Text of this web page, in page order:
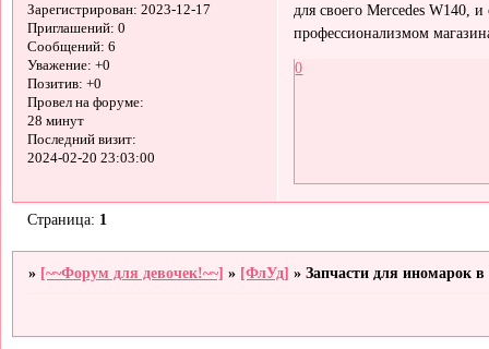
Зарегистрирован: 2023-12-17
Приглашений: 0
Сообщений: 6
Уважение: +0
Позитив: +0
Провел на форуме:
28 минут
Последний визит:
2024-02-20 23:03:00
для своего Mercedes W140,
профессионализмом
0
Страница: 1
» [~~Форум для девочек!~~] » [ФлУд] »Запчасти для иномарок в